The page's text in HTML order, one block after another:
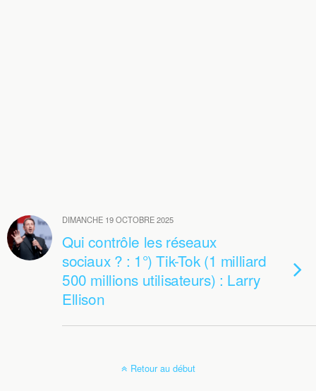
DIMANCHE 19 OCTOBRE 2025
Qui contrôle les réseaux
sociaux ? : 1°) Tik-Tok (1 milliard
500 millions utilisateurs) : Larry
Ellison
Retour au début